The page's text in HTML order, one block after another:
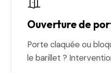
Ouverture de
Porte claquée ou
le barillet ?